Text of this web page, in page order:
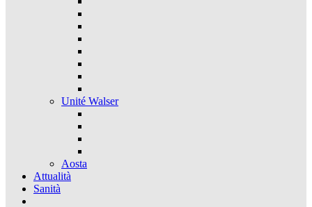
Unité Walser
Aosta
Attualità
Sanità